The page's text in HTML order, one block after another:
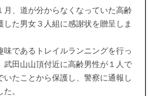
月、道が分からなくなっていた高齢
した男女３人組に感謝状を贈呈しま
味であるトレイルランニングを行っ
武田山山頂付近に高齢男性が１人で
いたことから保護し、警察に通報し
。